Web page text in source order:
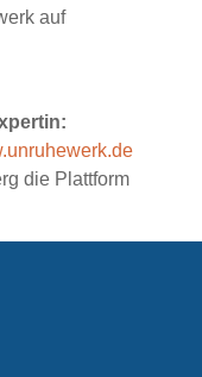
auf
die Plattform